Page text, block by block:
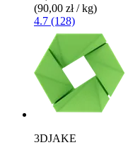
(90,00 zł / kg)
4.7 (128)
3DJAKE